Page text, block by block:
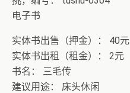
电子书
实体书出售（押金）： 40元
实体书出租（租金）： 2元
书名： 三毛传
建议用途： 床头休闲